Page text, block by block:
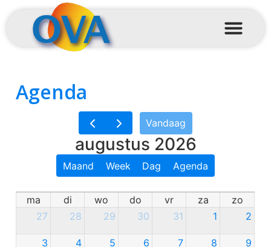
Agenda
Vandaag
augustus 2026
Maand Week Dag Agenda
ma di wo do vr za
zo
27
28 29 30 31 1 2
3 4 5 6 7 8 9